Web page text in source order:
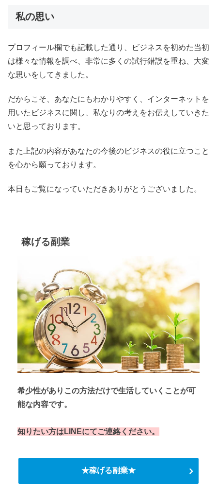
私の思い
プロフィール欄でも記載した通り、ビジネスを初めた当初
は様々な情報を調べ、非常に多くの試行錯誤を重ね、大変
な思いをしてきました。
だからこそ、あなたにもわかりやすく、インターネットを
用いたビジネスに関し、私なりの考えをお伝えしていきた
いと思っております。
また上記の内容があなたの今後のビジネスの役に立つこと
を心から願っております。
本日もご覧になっていただきありがとうございました。
稼げる副業
希少性がありこの方法だけで生活していくことが可
能な内容です。
知りたい方はLINEにてご連絡ください。
★稼げる副業★